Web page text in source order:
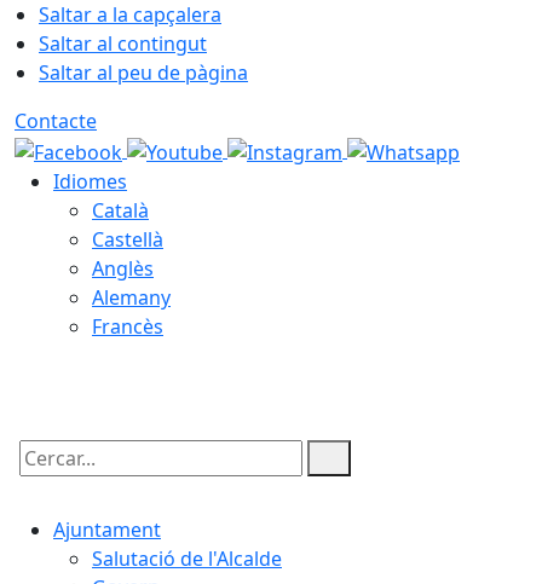
Saltar a la capçalera
Saltar al contingut
Saltar al peu de pàgina
Contacte
Idiomes
Català
Castellà
Anglès
Alemany
Francès
Cercar:
Ajuntament
Salutació de l'Alcalde